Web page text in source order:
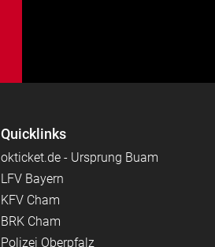
Quicklinks
okticket.de - Ursprung Buam
LFV Bayern
KFV Cham
BRK Cham
Polizei Oberpfalz